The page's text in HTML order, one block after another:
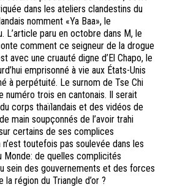
dans les ateliers clandestins du
nomment «Ya Baa», le
L’article paru en octobre dans M, le
comment ce seigneur de la drogue
avec une cruauté digne d’El Chapo, le
emprisonné à vie aux États-Unis
à perpétuité. Le surnom de Tse Chi
numéro trois en cantonais. Il serait
corps thaïlandais et des vidéos de
main soupçonnés de l’avoir trahi
certains de ses complices
toutefois pas soulevée dans les
de quelles complicités
sein des gouvernements et des forces
région du Triangle d’or ?